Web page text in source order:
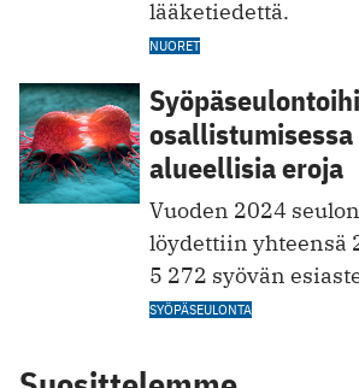
lääketiedettä.
NUORET
alueellisia eroja
Vuoden 2024
löydettiin yhteensä
5 272 syövän
SYÖPÄSEULONTA